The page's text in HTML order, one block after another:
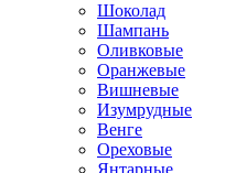
Шоколад
Шампань
Оливковые
Оранжевые
Вишневые
Изумрудные
Венге
Ореховые
Янтарные